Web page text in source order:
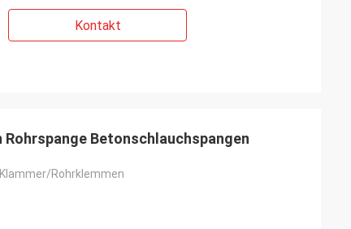
Kontakt
Rohrspange Betonschlauchspangen
Klammer/Rohrklemmen